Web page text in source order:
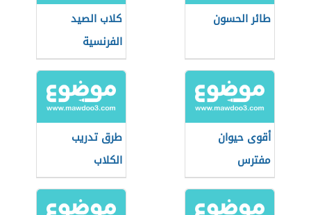
طائر الحسون
كلاب الصيد
الفرنسية
أقوى حيوان
مفترس
طرق تدريب
الكلاب